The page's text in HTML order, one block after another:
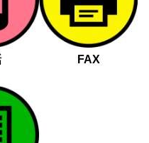
ために必要がある場合であっ
あるとき
育成の推進のために特に必要
を得る事が困難であるとき
はその委託を受けた者が法令
して協力する必要がある場合
によって当該事務の遂行に支
FAX